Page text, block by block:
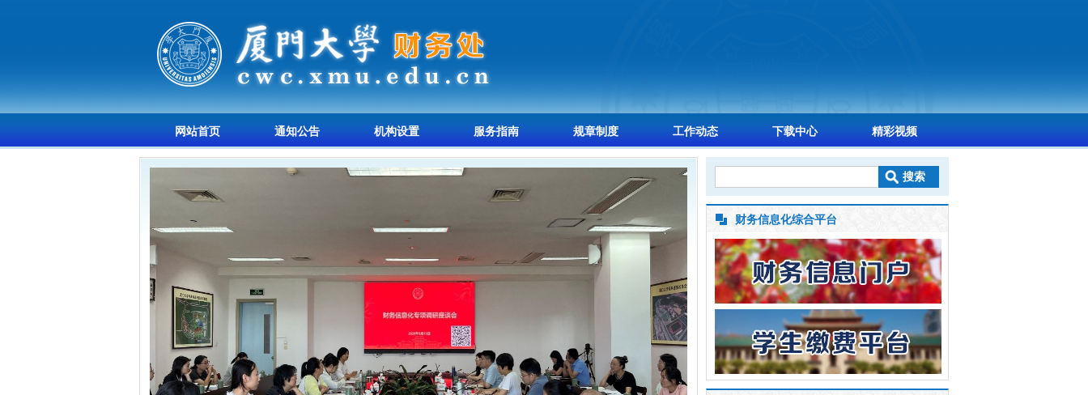
网站首页 通知公告 机构设置 服务指南 规章制度 工作动态 下载中心 精彩视频
财务信息化综合平台